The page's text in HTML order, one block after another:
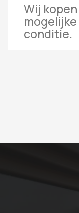
Wij
conditie.